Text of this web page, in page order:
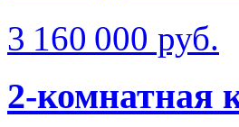
3 160 000 руб.
2-комнатная